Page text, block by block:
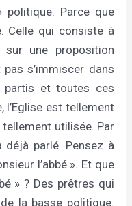
Parce que
Celle qui consiste à
une proposition
s’immiscer dans
partis et toutes ces
l’Eglise est tellement
utilisée. Par
parlé. Pensez à
l’abbé ». Et que
» ? Des prêtres qui
la basse politique.